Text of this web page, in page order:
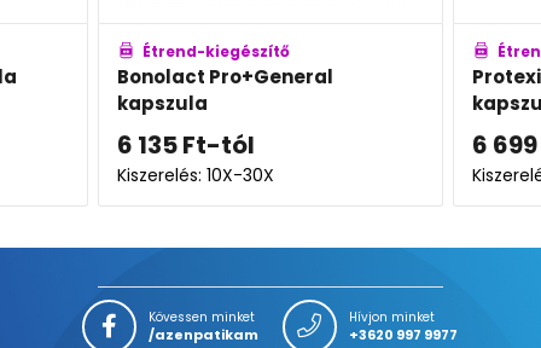
Étrend-kiegészítő
Protexin Candies-Plus
6 699
Kiszerelés: 60X
Kövessen minket
/azenpatikam
Hívjon minket
+3620 997 9977